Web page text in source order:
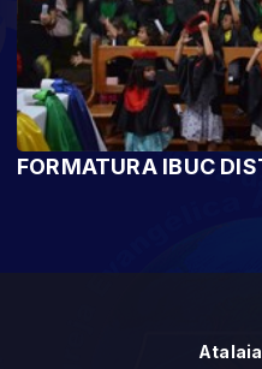
FORMATURA IBUC